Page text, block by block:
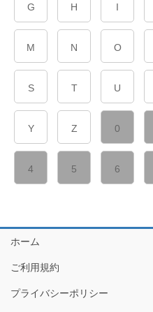
G H I
M N O
S T U
Y Z 0
4 5 6
ホーム
ご利用規約
プライバシーポリシー